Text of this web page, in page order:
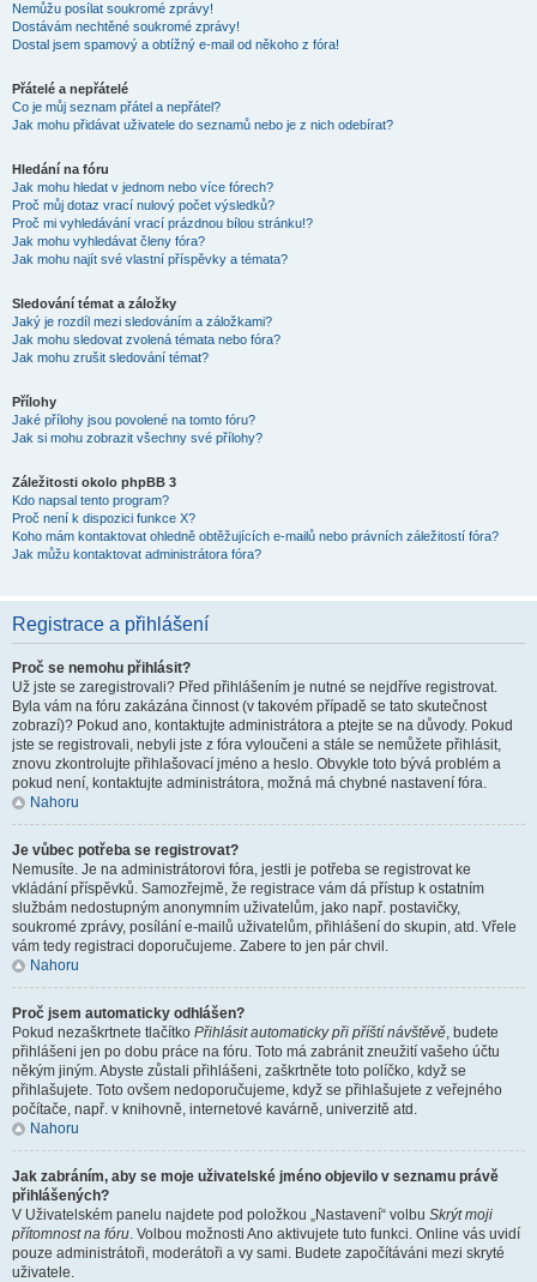
Nemůžu posílat soukromé zprávy!
Dostávám nechtěné soukromé zprávy!
Dostal jsem spamový a obtížný e-mail od někoho z fóra!
Přátelé a nepřátelé
Co je můj seznam přátel a nepřátel?
Jak mohu přidávat uživatele do seznamů nebo je z nich odebírat?
Hledání na fóru
Jak mohu hledat v jednom nebo více fórech?
Proč můj dotaz vrací nulový počet výsledků?
Proč mi vyhledávání vrací prázdnou bílou stránku!?
Jak mohu vyhledávat členy fóra?
Jak mohu najít své vlastní příspěvky a témata?
Sledování témat a záložky
Jaký je rozdíl mezi sledováním a záložkami?
Jak mohu sledovat zvolená témata nebo fóra?
Jak mohu zrušit sledování témat?
Přílohy
Jaké přílohy jsou povolené na tomto fóru?
Jak si mohu zobrazit všechny své přílohy?
Záležitosti okolo phpBB 3
Kdo napsal tento program?
Proč není k dispozici funkce X?
Koho mám kontaktovat ohledně obtěžujících e-mailů nebo právních záležitostí fóra?
Jak můžu kontaktovat administrátora fóra?
Registrace a přihlášení
Proč se nemohu přihlásit?
Už jste se zaregistrovali? Před přihlášením je nutné se nejdříve registrovat.
Byla vám na fóru zakázána činnost (v takovém případě se tato skutečnost
zobrazí)? Pokud ano, kontaktujte administrátora a ptejte se na důvody. Pokud
jste se registrovali, nebyli jste z fóra vyloučeni a stále se nemůžete přihlásit,
znovu zkontrolujte přihlašovací jméno a heslo. Obvykle toto bývá problém a
pokud není, kontaktujte administrátora, možná má chybné nastavení fóra.
Nahoru
Je vůbec potřeba se registrovat?
Nemusíte. Je na administrátorovi fóra, jestli je potřeba se registrovat ke
vkládání příspěvků. Samozřejmě, že registrace vám dá přístup k ostatním
službám nedostupným anonymním uživatelům, jako např. postavičky,
soukromé zprávy, posílání e-mailů uživatelům, přihlášení do skupin, atd. Vřele
vám tedy registraci doporučujeme. Zabere to jen pár chvil.
Nahoru
Proč jsem automaticky odhlášen?
Pokud nezaškrtnete tlačítko Přihlásit automaticky při příští návštěvě, budete
přihlášeni jen po dobu práce na fóru. Toto má zabránit zneužití vašeho účtu
někým jiným. Abyste zůstali přihlášeni, zaškrtněte toto políčko, když se
přihlašujete. Toto ovšem nedoporučujeme, když se přihlašujete z veřejného
počítače, např. v knihovně, internetové kavárně, univerzitě atd.
Nahoru
Jak zabráním, aby se moje uživatelské jméno objevilo v seznamu právě
přihlášených?
V Uživatelském panelu najdete pod položkou „Nastavení“ volbu Skrýt moji
přítomnost na fóru. Volbou možnosti Ano aktivujete tuto funkci. Online vás uvidí
pouze administrátoři, moderátoři a vy sami. Budete započítáváni mezi skryté
uživatele.